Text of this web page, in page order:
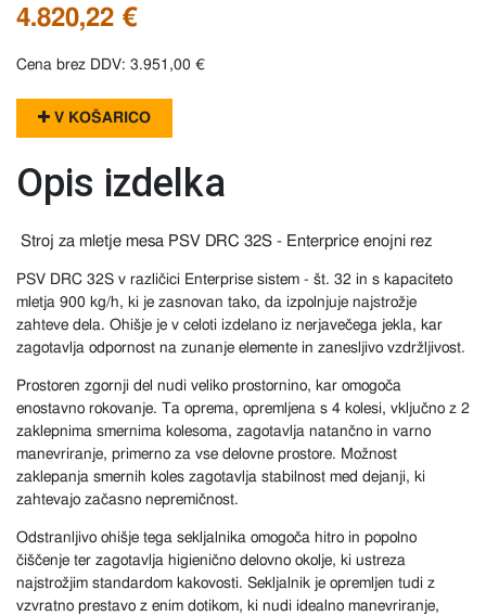
4.820,22 €
Cena brez DDV: 3.951,00 €
V KOŠARICO
Opis izdelka
Stroj za mletje mesa PSV DRC 32S - Enterprice enojni rez
PSV DRC 32S v različici Enterprise sistem - št. 32 in s kapaciteto
mletja 900 kg/h, ki je zasnovan tako, da izpolnjuje najstrožje
zahteve dela. Ohišje je v celoti izdelano iz nerjavečega jekla, kar
zagotavlja odpornost na zunanje elemente in zanesljivo vzdržljivost.
Prostoren zgornji del nudi veliko prostornino, kar omogoča
enostavno rokovanje. Ta oprema, opremljena s 4 kolesi, vključno z 2
zaklepnima smernima kolesoma, zagotavlja natančno in varno
manevriranje, primerno za vse delovne prostore. Možnost
zaklepanja smernih koles zagotavlja stabilnost med dejanji, ki
zahtevajo začasno nepremičnost.
Odstranljivo ohišje tega sekljalnika omogoča hitro in popolno
čiščenje ter zagotavlja higienično delovno okolje, ki ustreza
najstrožjim standardom kakovosti. Sekljalnik je opremljen tudi z
vzvratno prestavo z enim dotikom, ki nudi idealno manevriranje,